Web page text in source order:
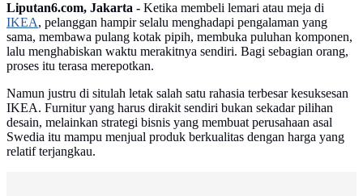
Liputan6.com, Jakarta - Ketika membeli lemari atau meja di
IKEA, pelanggan hampir selalu menghadapi pengalaman yang
sama, membawa pulang kotak pipih, membuka puluhan komponen,
lalu menghabiskan waktu merakitnya sendiri. Bagi sebagian orang,
proses itu terasa merepotkan.
Namun justru di situlah letak salah satu rahasia terbesar kesuksesan
IKEA. Furnitur yang harus dirakit sendiri bukan sekadar pilihan
desain, melainkan strategi bisnis yang membuat perusahaan asal
Swedia itu mampu menjual produk berkualitas dengan harga yang
relatif terjangkau.